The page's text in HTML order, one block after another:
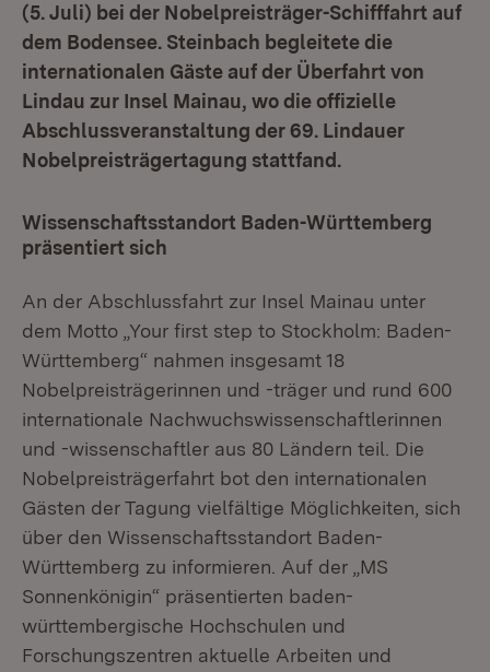
(5. Juli) bei der Nobelpreisträger-Schifffahrt auf
dem Bodensee. Steinbach begleitete die
internationalen Gäste auf der Überfahrt von
Lindau zur Insel Mainau, wo die offizielle
Abschlussveranstaltung der 69. Lindauer
Nobelpreisträgertagung stattfand.
Wissenschaftsstandort Baden-Württemberg
präsentiert sich
An der Abschlussfahrt zur Insel Mainau unter
dem Motto „Your first step to Stockholm: Baden-
Württemberg“ nahmen insgesamt 18
Nobelpreisträgerinnen und -träger und rund 600
internationale Nachwuchswissenschaftlerinnen
und -wissenschaftler aus 80 Ländern teil. Die
Nobelpreisträgerfahrt bot den internationalen
Gästen der Tagung vielfältige Möglichkeiten, sich
über den Wissenschaftsstandort Baden-
Württemberg zu informieren. Auf der „MS
Sonnenkönigin“ präsentierten baden-
württembergische Hochschulen und
Forschungszentren aktuelle Arbeiten und